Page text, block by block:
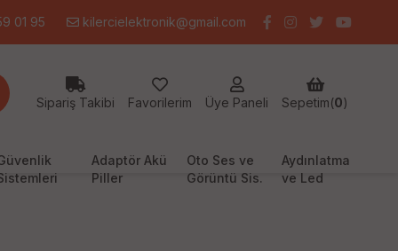
01 95 kilercielektronik@gmail.com
Sipariş Takibi Favorilerim Üye Paneli Sepetim(0)
Adaptör Akü
Piller
Oto Ses ve
Görüntü Sis.
Aydınlatma
ve Led